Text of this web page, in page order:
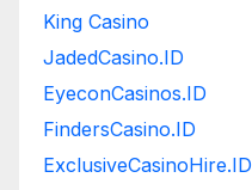
King Casino
JadedCasino.ID
EyeconCasinos.ID
FindersCasino.ID
ExclusiveCasinoHire.ID